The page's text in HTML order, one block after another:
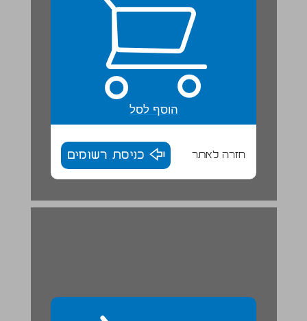
הוסף לסל
חזרה לאתר כניסת רשומים